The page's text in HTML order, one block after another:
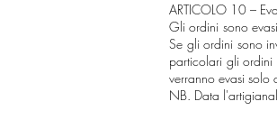
ARTICOLO 10 –
Gli ordini sono
Se gli ordini sono
particolari gli ordini
verranno evasi solo
NB. Data